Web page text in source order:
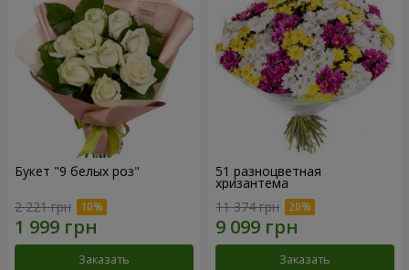
Букет "9 белых роз"
2 221 грн
Заказать
51 разноцветная
хризантема
11 374 грн
Заказать